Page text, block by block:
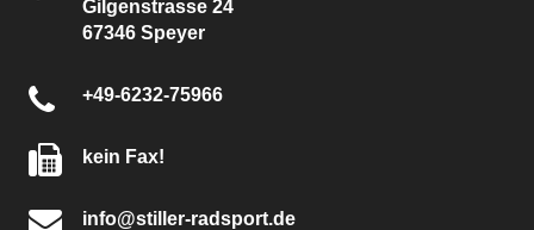
Gilgenstrasse 24
67346 Speyer
+49-6232-75966
kein Fax!
info@stiller-radsport.de